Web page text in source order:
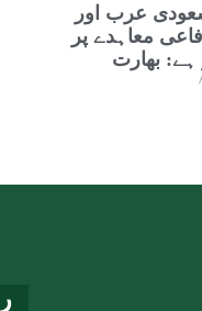
عرب اور
معاہدے پر
بھارت